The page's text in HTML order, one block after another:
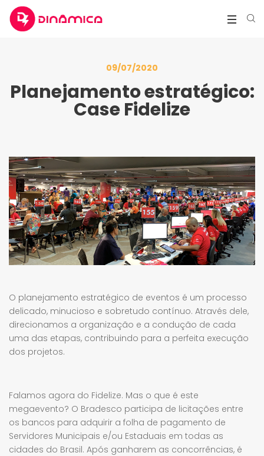
09/07/2020
Planejamento estratégico:
Case Fidelize
O planejamento estratégico de eventos é um processo
delicado, minucioso e sobretudo contínuo. Através dele,
direcionamos a organização e a condução de cada
uma das etapas, contribuindo para a perfeita execução
dos projetos.
Falamos agora do Fidelize. Mas o que é este
megaevento? O Bradesco participa de licitações entre
os bancos para adquirir a folha de pagamento de
Servidores Municipais e/ou Estaduais em todas as
cidades do Brasil. Após ganharem as concorrências, é